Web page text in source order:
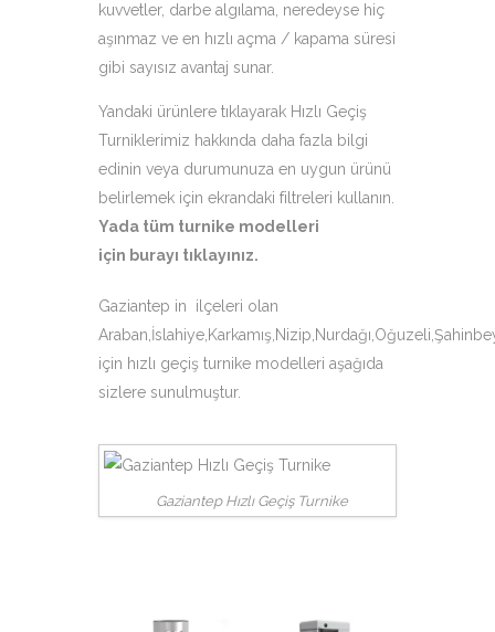
kuvvetler, darbe algılama, neredeyse hiç
aşınmaz ve en hızlı açma / kapama süresi
gibi sayısız avantaj sunar.
Yandaki ürünlere tıklayarak Hızlı Geçiş
Turniklerimiz hakkında daha fazla bilgi
edinin veya durumunuza en uygun ürünü
belirlemek için ekrandaki filtreleri kullanın.
Yada tüm turnike modelleri
için burayı tıklayınız.
Gaziantep in ilçeleri olan
için hızlı geçiş turnike modelleri aşağıda
sizlere sunulmuştur.
Gaziantep Hızlı Geçiş Turnike